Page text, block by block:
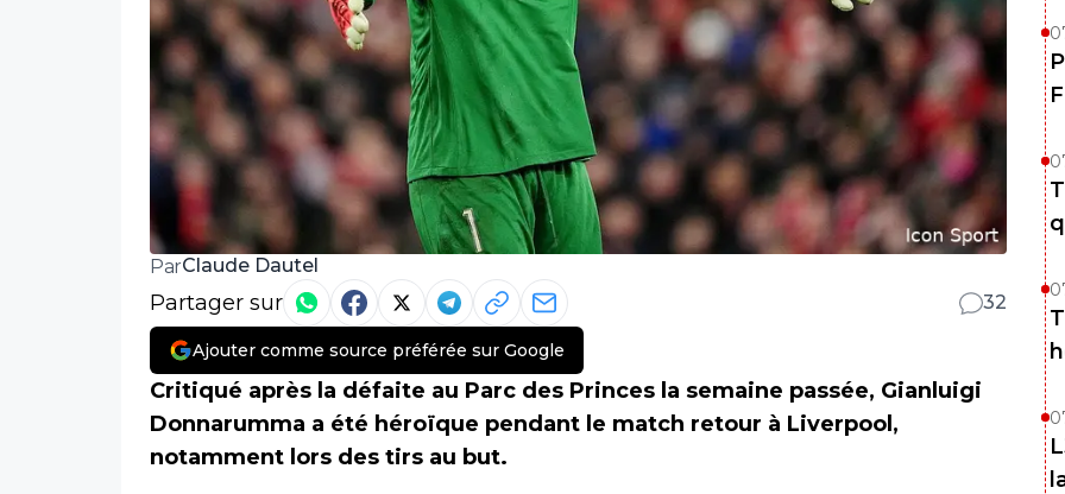
ParClaude Dautel
Partager sur 32
Ajouter comme source préférée sur Google
Critiqué après la défaite au Parc des Princes la semaine passée, Gianluigi
Donnarumma a été héroïque pendant le match retour à Liverpool,
notamment lors des tirs au but.